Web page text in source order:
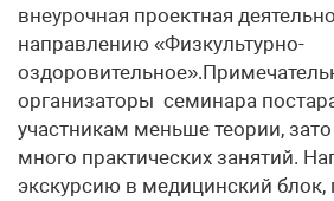
внеурочная проектная
направлению «Физкультурно-
организаторы семинара
участникам меньше теории,
много практических занятий.
экскурсию в медицинский